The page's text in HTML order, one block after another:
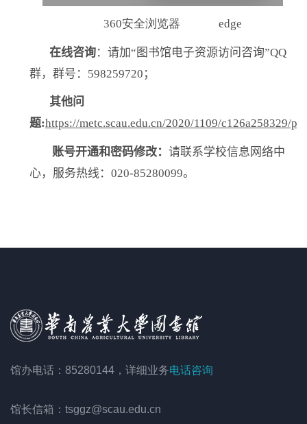
360安全浏览器 edge
在线咨询：请加“图书馆电子资源访问咨询”QQ
群，群号： 598259720 ；
其他问
题:https://metc.scau.edu.cn/2020/1109/c126a258329/
账号开通和密码修改： 请联系学校信息网络中
心，服务热线： 020-85280099。
馆办电话：85280144，详细业务电话咨询
馆长信箱：tsggz@scau.edu.cn